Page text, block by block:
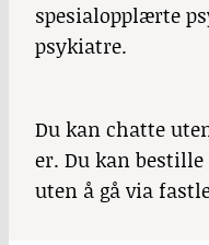
spesialopplærte
psykiatre.
Du kan chatte
er. Du kan
uten å gå via